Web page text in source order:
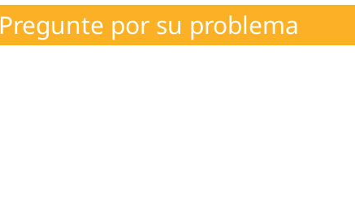
Pregunte por su problema